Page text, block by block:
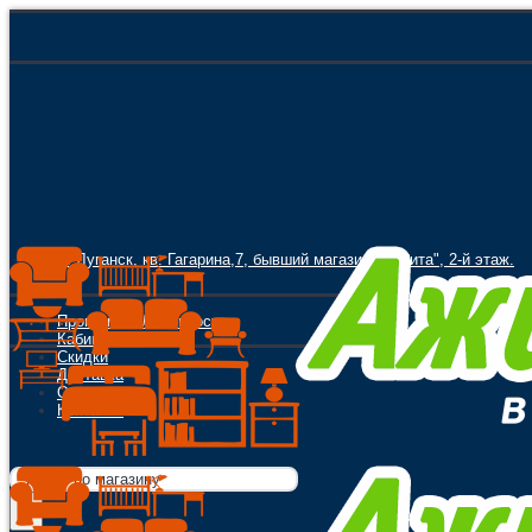
г. Луганск, кв. Гагарина,7, бывший магазин "Орбита", 2-й этаж.
Программа Лояльности
Кабинет
Скидки
Доставка
Оплата
Контакты